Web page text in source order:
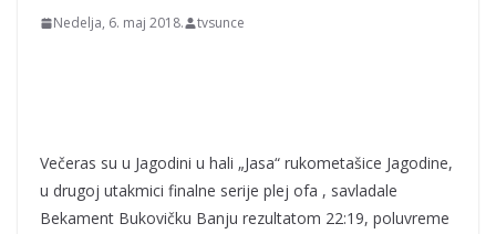
Nedelja, 6. maj 2018. tvsunce
Večeras su u Jagodini u hali „Jasa“ rukometašice Jagodine,
u drugoj utakmici finalne serije plej ofa , savladale
Bekament Bukovičku Banju rezultatom 22:19, poluvreme